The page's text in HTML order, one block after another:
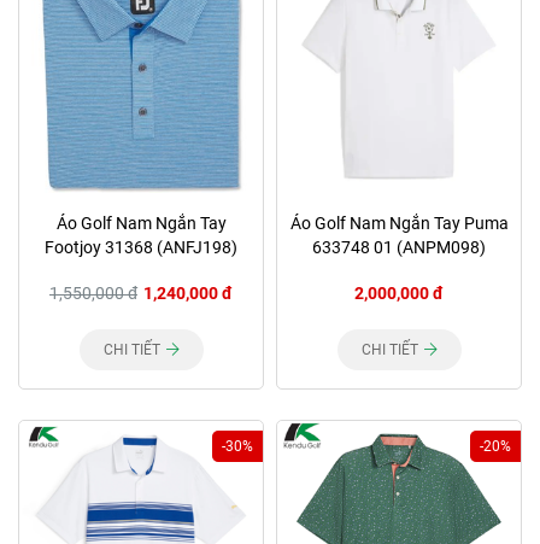
Áo Golf Nam Ngắn Tay
Footjoy 31368 (ANFJ198)
1,550,000 đ 1,240,000 đ
CHI TIẾT
Áo Golf Nam Ngắn Tay Puma
633748 01 (ANPM098)
2,000,000 đ
CHI TIẾT
-30% -20%